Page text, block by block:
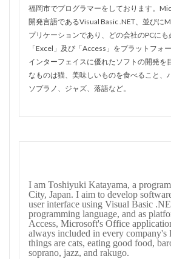
福岡市でプログラマーをしております。
開発言語であるVisual Basic .NET、並びに
プリケーションであり、どの会社のPCに
「Excel」及び「Access」をプラットフォ
インターフェイスに優れたソフトの開発を
なものは猫、美味しいものを食べること、
ソプラノ、ジャズ、落語など。
I am Toshiyuki Katayama, a
City, Japan. I aim to develop
user interface using Visual Basic
programming language, and as
Access, Microsoft's Office
always included in every
things are cats, eating good food,
soprano, jazz, and rakugo.